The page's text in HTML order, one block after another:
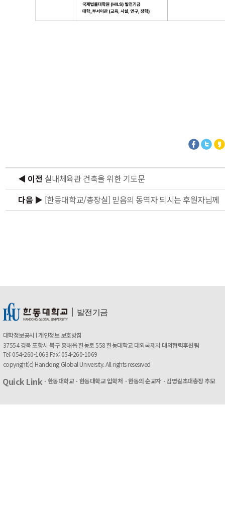
◀ 이전 실내체육관 건축을 위한 기도문
다음 ▶ [한동대학교/총장실] 믿음의 동역자 되시는 후원자님께
ㅣ 발전기금
대학정보공시 l개인정보 보호방침
37554 경북 포항시 북구 흥해읍 한동로 558 한동대학교 대외국제처 대외협력후원팀
Tel: 054-260-1063 Fax: 054-260-1069
copyright(c) Handong Global University. All rights resesrved
Quick Link ㆍ한동대학교 ㆍ한동대학교 입학처 ㆍ한동의 순교자ㆍ김영길초대총장 추모